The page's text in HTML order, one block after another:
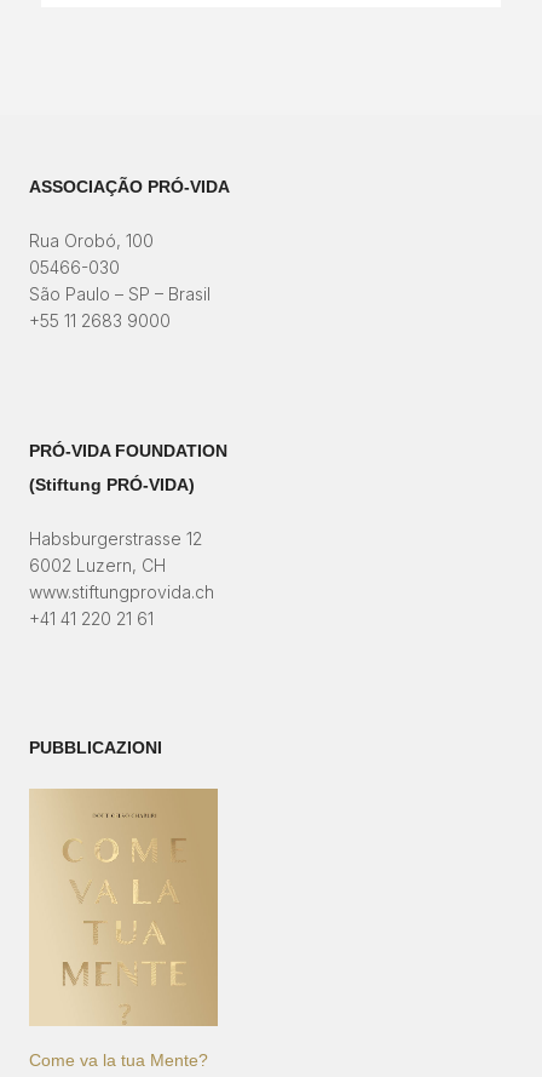
ASSOCIAÇÃO PRÓ-VIDA
Rua Orobó, 100
05466-030
São Paulo – SP – Brasil
+55 11 2683 9000
PRÓ-VIDA FOUNDATION
(Stiftung PRÓ-VIDA)​
Habsburgerstrasse 12
6002 Luzern, CH
www.stiftungprovida.ch
+41 41 220 21 61
PUBBLICAZIONI
Come va la tua Mente?